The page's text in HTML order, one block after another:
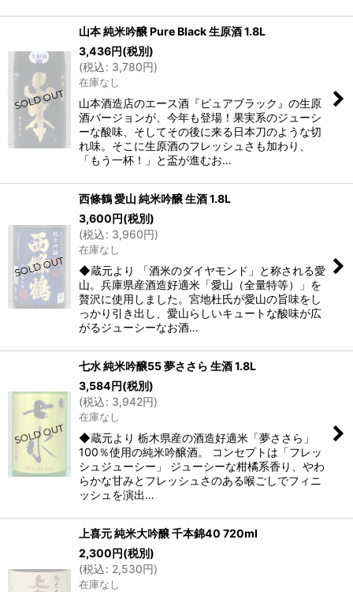
山本 純米吟醸 Pure Black 生原酒 1.8L
3,436円(税別)
(税込: 3,780円)
在庫なし
山本酒造店のエース酒『ピュアブラック』の生原
酒バージョンが、今年も登場！果実系のジューシ
ーな酸味、そしてその後に来る日本刀のような切
れ味。そこに生原酒のフレッシュさも加わり、
「もう一杯！」と盃が進むお…
西條鶴 愛山 純米吟醸 生酒 1.8L
3,600円(税別)
(税込: 3,960円)
在庫なし
◆蔵元より 「酒米のダイヤモンド」と称される愛
山。兵庫県産酒造好適米「愛山（全量特等）」を
贅沢に使用しました。宮地杜氏が愛山の旨味をし
っかり引き出し、愛山らしいキュートな酸味が広
がるジューシーなお酒…
七水 純米吟醸55 夢ささら 生酒 1.8L
3,584円(税別)
(税込: 3,942円)
在庫なし
◆蔵元より 栃木県産の酒造好適米「夢ささら」
100％使用の純米吟醸酒。 コンセプトは「フレッ
シュジューシー」 ジューシーな柑橘系香り、やわ
らかな甘みとフレッシュさのある喉ごしでフィニ
ッシュを演出…
上喜元 純米大吟醸 千本錦40 720ml
2,300円(税別)
(税込: 2,530円)
在庫なし